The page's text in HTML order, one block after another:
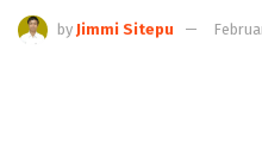
by Jimmi Sitepu